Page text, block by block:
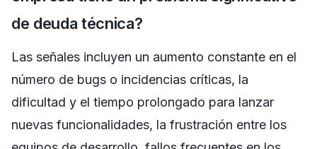
de deuda técnica?
Las señales incluyen un aumento constante en el
número de bugs o incidencias críticas, la
dificultad y el tiempo prolongado para lanzar
nuevas funcionalidades, la frustración entre los